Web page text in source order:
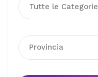
Tutte le Categorie
Provincia